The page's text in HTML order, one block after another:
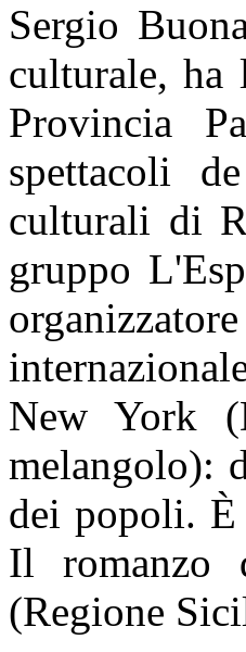
Sergio
culturale,
Provincia
spettacoli
culturali di
gruppo
New York
melangolo):
dei popoli.
Il romanzo
(Regione